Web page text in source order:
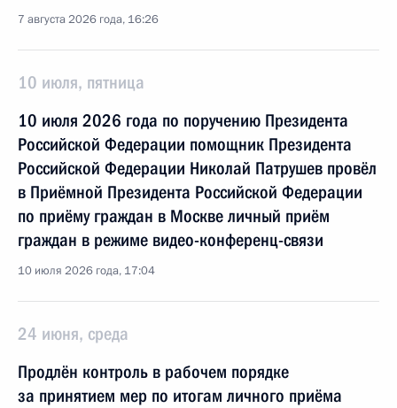
7 августа 2026 года, 16:26
10 июля, пятница
10 июля 2026 года по поручению Президента
Российской Федерации помощник Президента
Российской Федерации Николай Патрушев провёл
в Приёмной Президента Российской Федерации
по приёму граждан в Москве личный приём
граждан в режиме видео-конференц-связи
10 июля 2026 года, 17:04
24 июня, среда
Продлён контроль в рабочем порядке
за принятием мер по итогам личного приёма